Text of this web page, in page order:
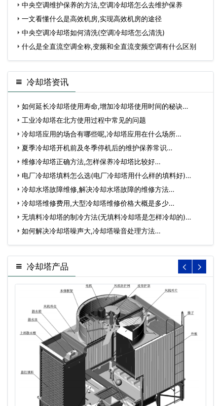
中央空调维护保养的方法,空调冷却塔怎么去维护保养
一文看懂什么是高效机房,实现高效机房的途径
中央空调冷却塔如何清洗(空调冷却塔怎么清洗)
什么是全直流空调全称,变频和全直流变频空调有什么区别
冷却塔资讯
如何延长冷却塔使用寿命,增加冷却塔使用时间的秘诀…
工业冷却塔在北方使用过程中常见的问题
冷却塔应用的场合有哪些呢,冷却塔应用在什么场所…
夏季冷却塔开机前及冬季停机后的维护保养常识…
维修冷却塔正确方法,怎样保养冷却塔比较好…
电厂冷却塔填料怎么选(电厂冷却塔用什么样的填料好)…
冷却水塔故障维修,解决冷却水塔故障的维修方法…
冷却塔维修费用,大型冷却塔维修价格大概是多少…
无填料冷却塔的制冷方法(无填料冷却塔是怎样冷却的)…
如何解决冷却塔噪声大,冷却塔噪音处理方法…
冷却塔产品